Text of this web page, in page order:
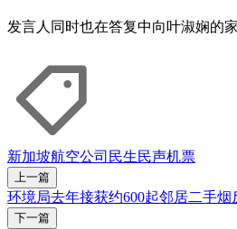
发言人同时也在答复中向叶淑娴的
新加坡航空公司 民生民声机票
上一篇
环境局去年接获约600起邻居二手烟
下一篇